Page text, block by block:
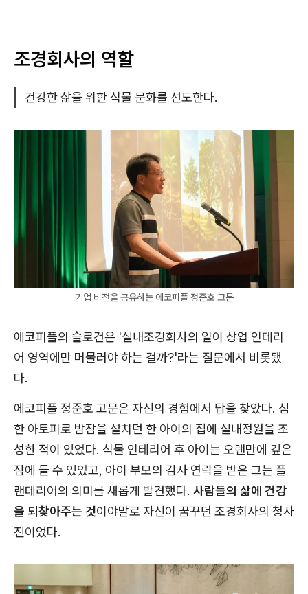
조경회사의 역할
건강한 삶을 위한 식물 문화를 선도한다.
기업 비전을 공유하는 에코피플 정준호 고문
에코피플의 슬로건은 '실내조경회사의 일이 상업 인테리
어 영역에만 머물러야 하는 걸까?'라는 질문에서 비롯됐
다.
에코피플 정준호 고문은 자신의 경험에서 답을 찾았다. 심
한 아토피로 밤잠을 설치던 한 아이의 집에 실내정원을 조
성한 적이 있었다. 식물 인테리어 후 아이는 오랜만에 깊은
잠에 들 수 있었고, 아이 부모의 감사 연락을 받은 그는 플
랜테리어의 의미를 새롭게 발견했다. 사람들의 삶에 건강
을 되찾아주는 것이야말로 자신이 꿈꾸던 조경회사의 청사
진이었다.